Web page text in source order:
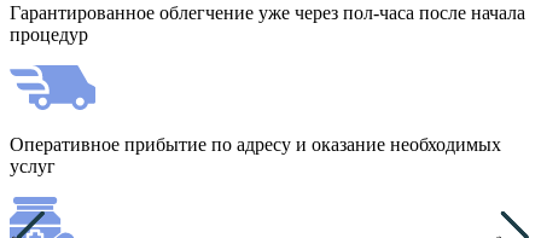
Гарантированное облегчение уже через пол-часа после начала
процедур
Оперативное прибытие по адресу и оказание необходимых
услуг